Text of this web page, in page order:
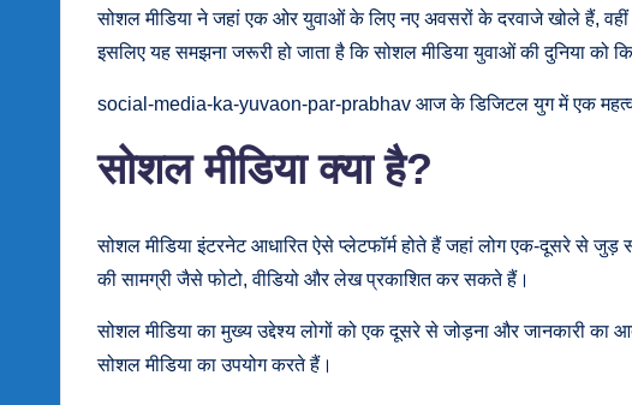
सोशल मीडिया ने जहां एक ओर युवाओं के लिए नए अवसरों के दरवाजे खोले हैं,
इसलिए यह समझना जरूरी हो जाता है कि सोशल मीडिया युवाओं की दुनिया को
social-media-ka-yuvaon-par-prabhav आज के डिजिटल युग में एक
सोशल मीडिया क्या है?
सोशल मीडिया इंटरनेट आधारित ऐसे प्लेटफॉर्म होते हैं जहां लोग एक-दूसरे से
की सामग्री जैसे फोटो, वीडियो और लेख प्रकाशित कर सकते हैं।
सोशल मीडिया का मुख्य उद्देश्य लोगों को एक दूसरे से जोड़ना और जानकारी का
सोशल मीडिया का उपयोग करते हैं।